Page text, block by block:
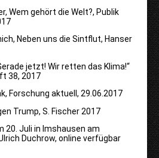
Wem gehört die Welt?, Publik
Neben uns die Sintflut, Hanser
jetzt! Wir retten das Klima!“
38, 2017
Forschung aktuell, 29.06.2017
Trump, S. Fischer 2017
20. Juli in Imshausen am
Duchrow, online verfügbar